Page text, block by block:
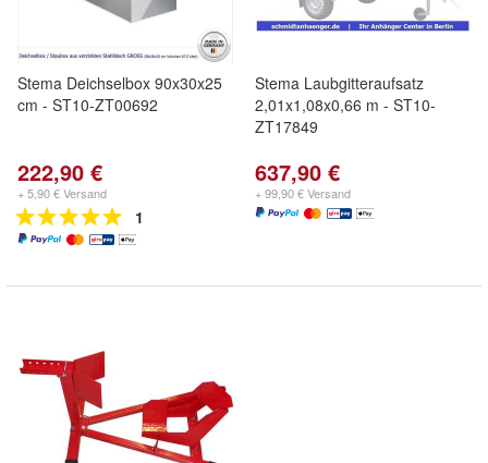
Stema Deichselbox 90x30x25
cm - ST10-ZT00692
222,90 €
+ 5,90 € Versand
1
Stema Laubgitteraufsatz
2,01x1,08x0,66 m - ST10-
ZT17849
637,90 €
+ 99,90 € Versand